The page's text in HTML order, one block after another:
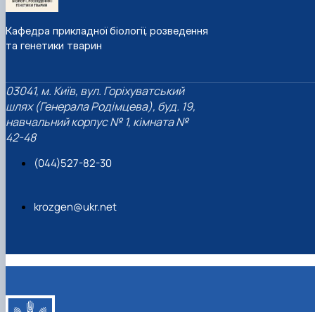
Кафедра прикладної біології, розведення
та генетики тварин
03041, м. Київ, вул. Горіхуватський
шлях (Генерала Родімцева), буд. 19,
навчальний корпус № 1, кімната №
42-48
(044)527-82-30
krozgen@ukr.net